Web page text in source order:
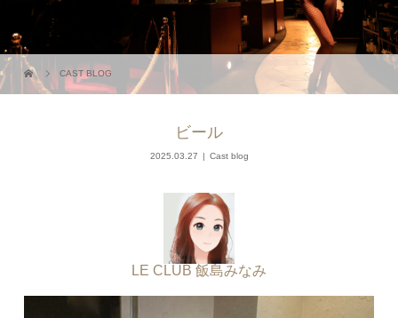
CAST BLOG
ビール
2025.03.27 Cast blog
LE CLUB 飯島みなみ